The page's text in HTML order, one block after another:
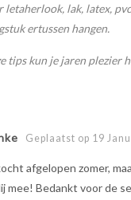
letaherlook, lak, latex,
ertussen hangen.
tips kun je jaren plezier
Geplaatst op 19
afgelopen zomer,
mee! Bedankt voor de